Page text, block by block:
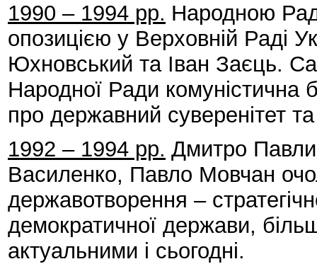
1990 – 1994 рр. Народною
опозицією у Верховній Раді
Юхновський та Іван Заєць.
Народної Ради комуністична
про державний суверенітет
1992 – 1994 рр. Дмитро
Василенко, Павло Мовчан
державотворення –
демократичної держави,
актуальними і сьогодні.